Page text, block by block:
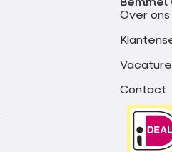
Over ons
Contact